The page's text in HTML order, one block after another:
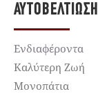
ΑΥΤΟΒΕΛΤΊΩΣΗ
Ενδιαφέροντα
Καλύτερη Ζωή
Μονοπάτια